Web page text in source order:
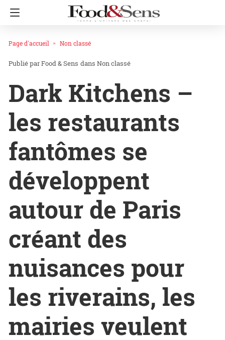
Page d'accueil Non classé
Food & Sens dans Non classé
Dark Kitchens –
les restaurants
fantômes se
développent
autour de Paris
créant des
nuisances pour
les riverains, les
mairies veulent